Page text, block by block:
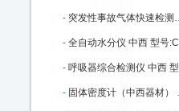
- 突发性事故气体快速检测箱 中西器材优势 型号:BB27-DJC-2库号：M346322
- 全自动水分仪 中西 型号:CY07-YX-WK/SF7330库号：M365371
- 呼吸器综合检测仪 中西 型号:JT61 -HX-III库号：M371534
- 固体密度计（中西器材） 中西型号:QL03/GH-120D库号：M390715